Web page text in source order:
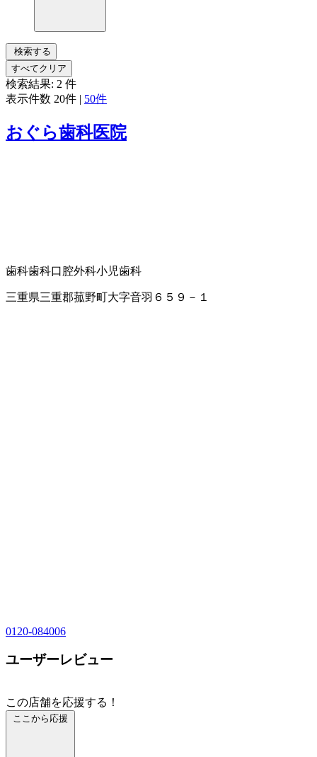
検索する
すべてクリア
検索結果: 2 件
表示件数 20件 | 50件
おぐら歯科医院
歯科歯科口腔外科小児歯科
三重県三重郡菰野町大字音羽６５９－１
0120-084006
ユーザーレビュー
この店舗を応援する！
ここから応援